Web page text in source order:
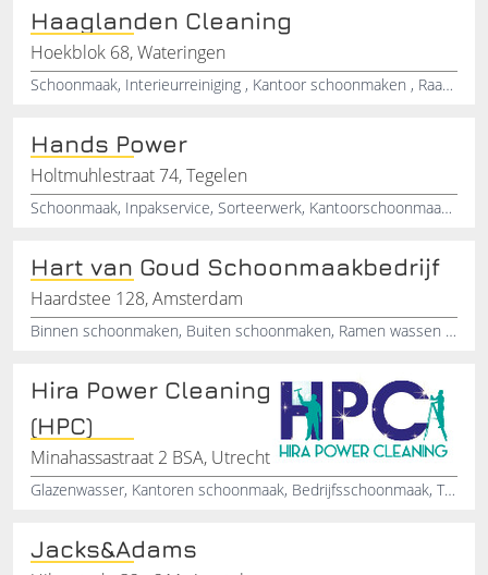
Haaglanden Cleaning
Hoekblok 68, Wateringen
Schoonmaak, Interieurreiniging , Kantoor schoonmaken , Raam schoonmaken, Schoon opleveren van nieuwbouw woningen, Woningbouw, Witten van plafonds, Behang afstomen, Kleinschalig verfwerk, Mutatiewoningen
Hands Power
Holtmuhlestraat 74, Tegelen
Schoonmaak, Inpakservice, Sorteerwerk, Kantoorschoonmaak, Interieurschoonmaak, Reinigingsdiensten, Koerierdienst
Hart van Goud Schoonmaakbedrijf
Haardstee 128, Amsterdam
Binnen schoonmaken, Buiten schoonmaken, Ramen wassen , Kantoor schoonmaken, Pand schoonmaken, Huizen schoonmaken, Vloerreiniging
Hira Power Cleaning
(HPC)
Minahassastraat 2 BSA, Utrecht
Glazenwasser, Kantoren schoonmaak, Bedrijfsschoonmaak, Trappenhuizen schoonmaak, Fabrieken schoonmaken, Pandjes schoonmaken, Particuliere woning schoonmaken, Verhuis schoonmaken, Algemene schoonmaak, Interieurverzorging
Jacks&Adams